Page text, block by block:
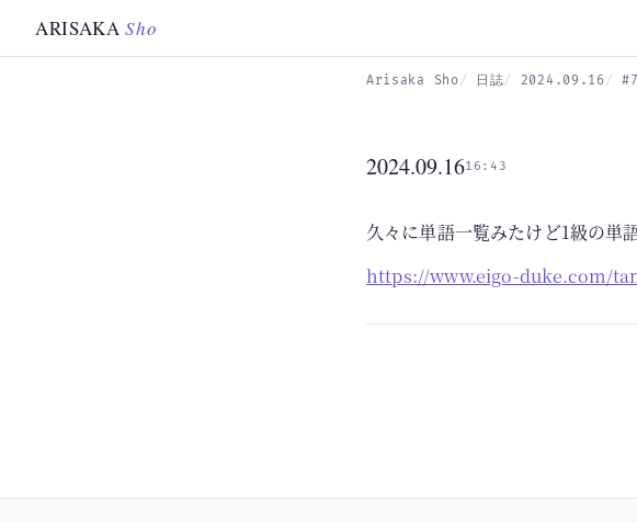
ARISAKASho
Arisaka Sho 日誌 2024.09.16
2024.09.1616:43
久々に単語一覧みたけど1級の単
https://www.eigo-duke.com/